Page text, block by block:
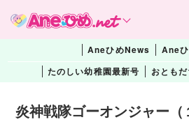
AneひめNews
Ane
たのしい幼稚園最新号
おとも
炎神戦隊ゴーオンジャー